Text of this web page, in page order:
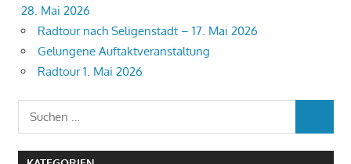
28. Mai 2026
Radtour nach Seligenstadt – 17. Mai 2026
Gelungene Auftaktveranstaltung
Radtour 1. Mai 2026